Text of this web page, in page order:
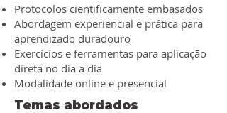
Protocolos cientificamente embasados
Abordagem experiencial e prática para
aprendizado duradouro
Exercícios e ferramentas para aplicação
direta no dia a dia
Modalidade online e presencial
Temas abordados